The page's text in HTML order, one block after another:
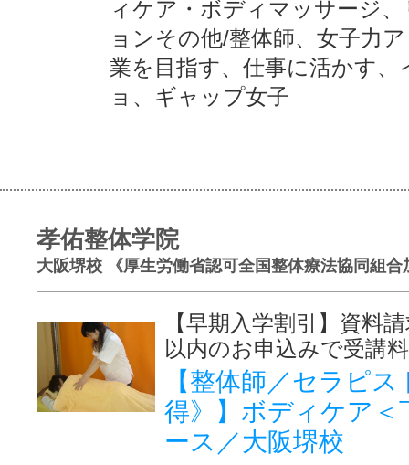
ィケア・ボディマッサージ
ョンその他/整体師、女子力
業を目指す、仕事に活かす、
ョ、ギャップ女子
孝佑整体学院
大阪堺校 《厚生労働省認可全国整体療法協同組合
【早期入学割引】資料
以内のお申込みで受講
【整体師／セラピ
得》】ボディケア＜
ース／大阪堺校